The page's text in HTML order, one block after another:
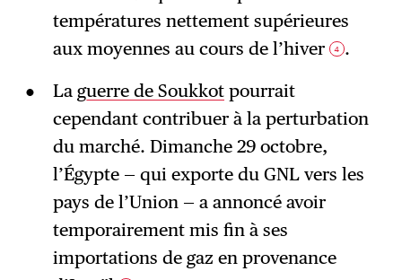
températures nettement supérieures
aux moyennes au cours de l’hiver
4 .
La guerre de Soukkotpourrait
cependant contribuer à la perturbation
du marché. Dimanche 29 octobre,
l’Égypte — qui exporte du GNL vers les
pays de l’Union — a annoncé avoir
temporairement mis fin à ses
importations de gaz en provenance